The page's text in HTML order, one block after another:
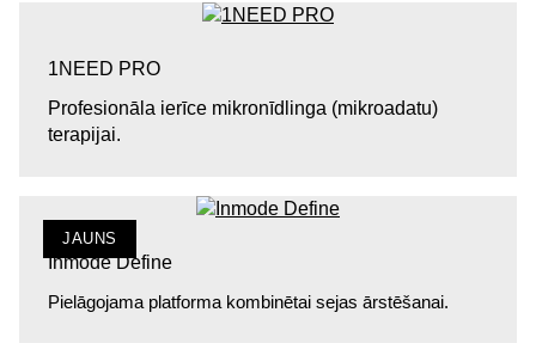
1NEED PRO
Profesionāla ierīce mikronīdlinga (mikroadatu)
terapijai.
JAUNS
Inmode Define
Pielāgojama platforma kombinētai sejas ārstēšanai.